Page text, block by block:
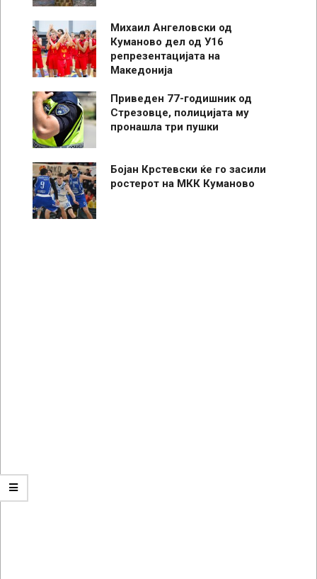
Михаил Ангеловски од
Куманово дел од У16
репрезентацијата на
Македонија
Приведен 77-годишник од
Стрезовце, полицијата му
пронашла три пушки
Бојан Крстевски ќе го засили
ростерот на МКК Куманово